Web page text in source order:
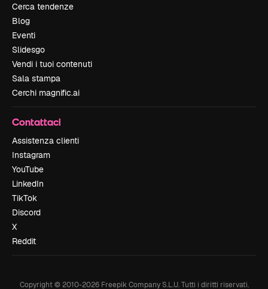
Cerca tendenze
Blog
Eventi
Slidesgo
Vendi i tuoi contenuti
Sala stampa
Cerchi magnific.ai
Contattaci
Assistenza clienti
Instagram
YouTube
LinkedIn
TikTok
Discord
X
Reddit
Copyright © 2010-2026Freepik Company S.L.U. Tutti i diritti riservati.